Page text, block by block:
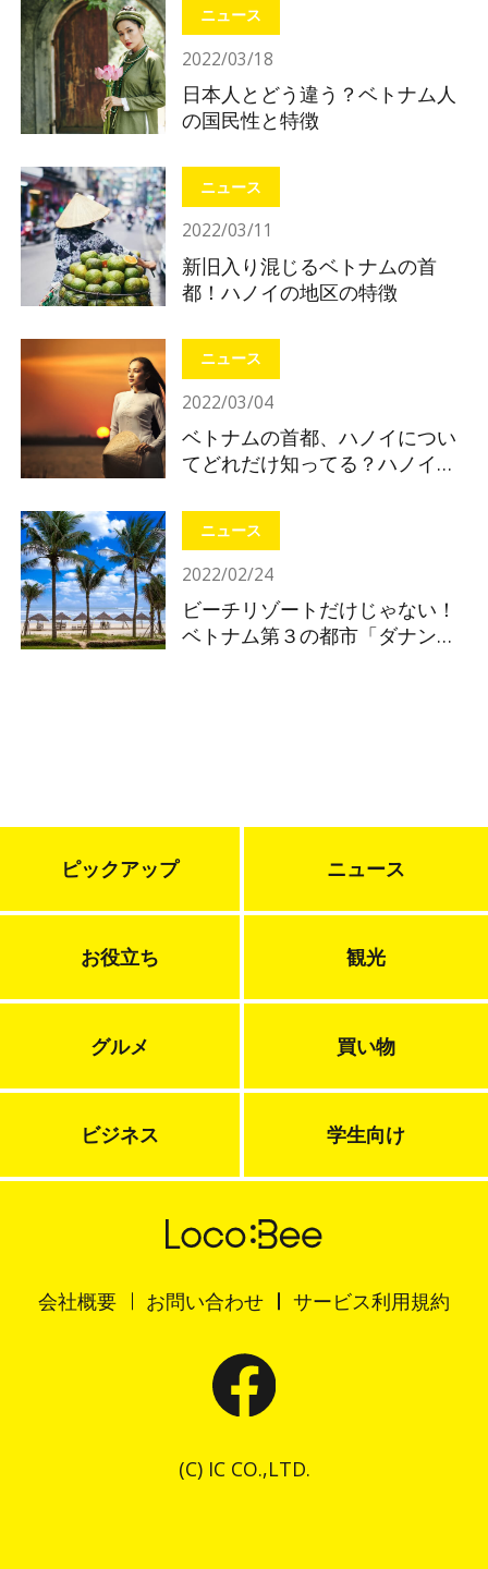
ニュース
2022/03/18
日本人とどう違う？ベトナム人
の国民性と特徴
ニュース
2022/03/11
新旧入り混じるベトナムの首
都！ハノイの地区の特徴
ニュース
2022/03/04
ベトナムの首都、ハノイについ
てどれだけ知ってる？ハノイの
ニュース
2022/02/24
ビーチリゾートだけじゃない！
ベトナム第３の都市「ダナン」
ピックアップ ニュース
お役立ち 観光
グルメ 買い物
ビジネス 学生向け
会社概要 お問い合わせ サービス利用規約
(C) IC CO.,LTD.